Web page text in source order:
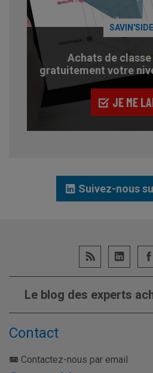
SAVIN'SIDE
Achats de classe
gratuitement votre
JE ME
Suivez-nous
Le blog des experts
Contact
Contactez-nous par email